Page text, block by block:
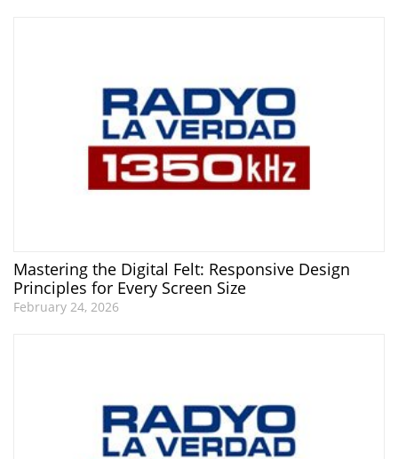
Mastering the Digital Felt: Responsive Design
Principles for Every Screen Size
February 24, 2026